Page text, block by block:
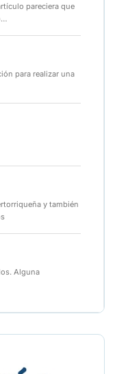
pareciera que
para realizar una
y también
Alguna